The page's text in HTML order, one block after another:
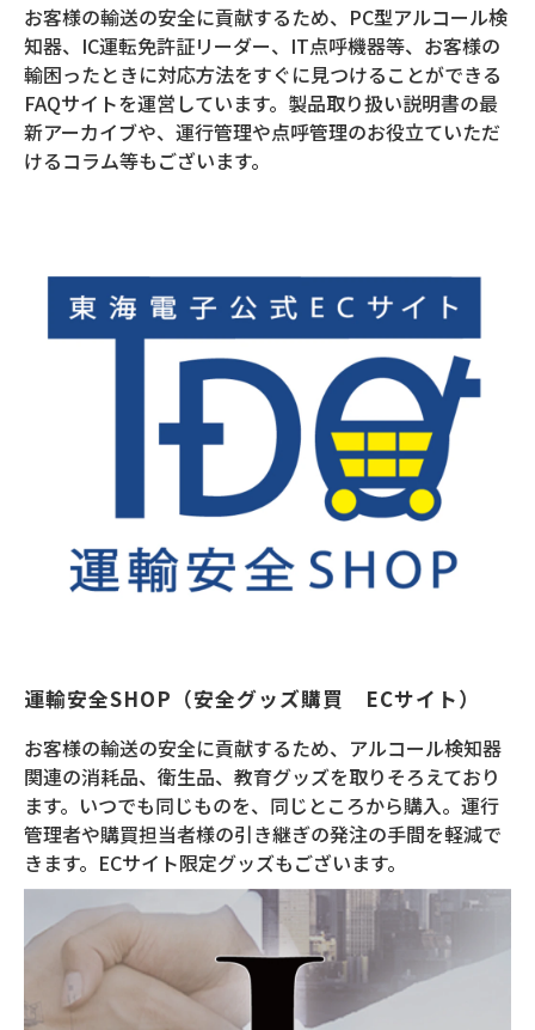
お客様の輸送の安全に貢献するため、PC型アルコール検
知器、IC運転免許証リーダー、IT点呼機器等、お客様の
輸困ったときに対応方法をすぐに見つけることができる
FAQサイトを運営しています。製品取り扱い説明書の最
新アーカイブや、運行管理や点呼管理のお役立ていただ
けるコラム等もございます。
運輸安全SHOP（安全グッズ購買　ECサイト）
お客様の輸送の安全に貢献するため、アルコール検知器
関連の消耗品、衛生品、教育グッズを取りそろえており
ます。いつでも同じものを、同じところから購入。運行
管理者や購買担当者様の引き継ぎの発注の手間を軽減で
きます。ECサイト限定グッズもございます。